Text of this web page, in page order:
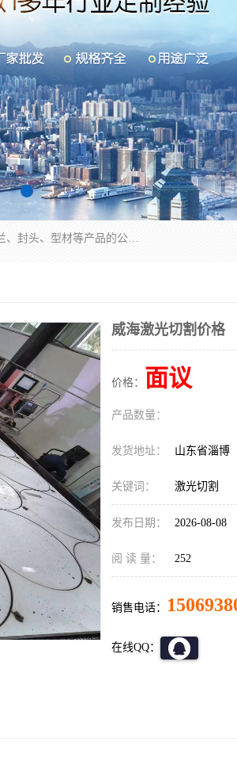
山东华钰金属材料有限公司是一家经营各种不锈钢管材、板材、圆钢、法兰、封头、型材等产品的公司；主营产品有：不锈钢管，激光切割，管件标准件，不锈钢圆钢，不锈钢人孔，不锈钢亮管，不锈钢角钢，不锈钢加工，不锈钢管子，不锈钢工业方管，不锈钢封头，不锈钢法兰，不锈钢阀门，不锈钢槽钢，不锈钢扁钢，不锈钢板等；可为客户制作各种规格的型材及不锈钢配件、非标准件及各种容器具等，能满足客户的不同采购要求。
威海激光切割价格
价格： 面议
产品数量：
发货地址： 山东省淄博
关键词： 激光切割
发布日期： 2026-08-08
阅 读 量： 252
销售电话：
在线QQ：